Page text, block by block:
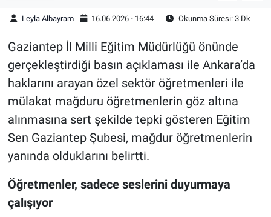
Leyla Albayram 16.06.2026 - 16:44 Okunma Süresi: 3 Dk
Gaziantep İl Milli Eğitim Müdürlüğü önünde
gerçekleştirdiği basın açıklaması ile Ankara’da
haklarını arayan özel sektör öğretmenleri ile
mülakat mağduru öğretmenlerin göz altına
alınmasına sert şekilde tepki gösteren Eğitim
Sen Gaziantep Şubesi, mağdur öğretmenlerin
yanında olduklarını belirtti.
Öğretmenler, sadece seslerini duyurmaya
çalışıyor